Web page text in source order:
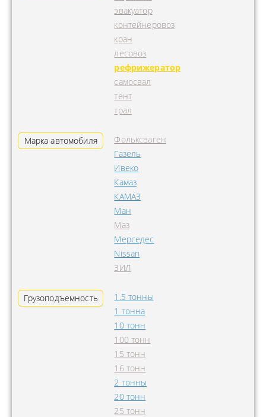
эвакуатор
контейнеровоз
кран
лесовоз
рефрижератор
самосвал
тент
трал
Марка автомобиля
Фольксваген
Газель
Ивеко
Камаз
КАМАЗ
Ман
Маз
Мерседес
Nissan
ЗИЛ
Грузоподъемность
1.5 тонны
1 тонна
10 тонн
100 тонн
15 тонн
16 тонн
2 тонны
20 тонн
25 тонн